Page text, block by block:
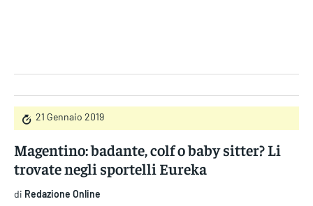
21 Gennaio 2019
Magentino: badante, colf o baby sitter? Li
trovate negli sportelli Eureka
di Redazione Online